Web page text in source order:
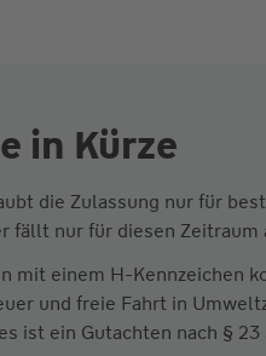
in Kürze
die Zulassung nur für
fällt nur für diesen Zeitraum
mit einem H-Kennzeichen
und freie Fahrt in
ist ein Gutachten nach §